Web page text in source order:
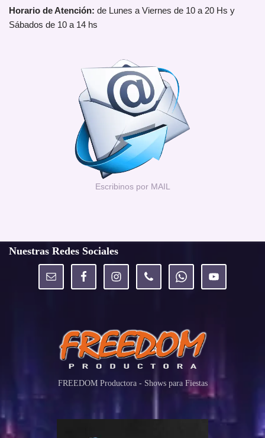
Horario de Atención: de Lunes a Viernes de 10 a 20 Hs y
Sábados de 10 a 14 hs
Escribinos por MAIL
Nuestras Redes Sociales
FREEDOM Productora - Shows para Fiestas